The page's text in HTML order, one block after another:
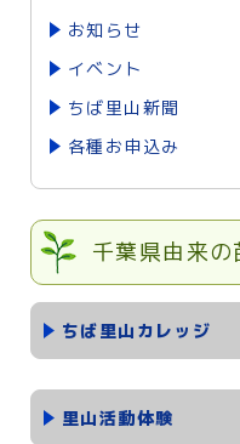
お知らせ
イベント
ちば里山新聞
各種お申込み
千葉県由来
ちば里山カレッジ
里山活動体験